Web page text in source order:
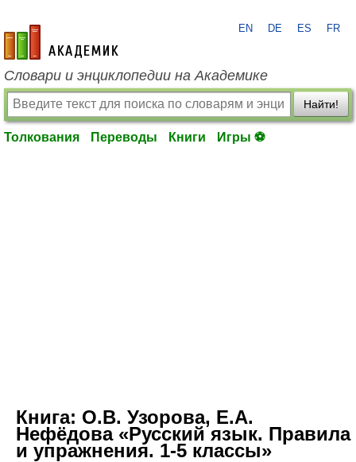
academic.ru
EN DE ES FR
Словари и энциклопедии на Академике
Найти!
Толкования Переводы Книги Игры ⚽
Книга: О.В. Узорова, Е.А.
Нефёдова «Русский язык. Правила
и упражнения. 1-5 классы»